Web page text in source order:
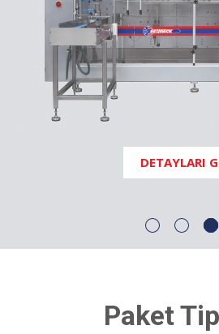
DETAYLARI
Paket